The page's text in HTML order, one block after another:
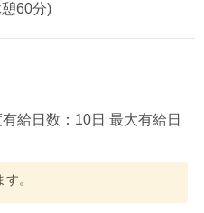
60分)
給日数：10日 最大有給日
。